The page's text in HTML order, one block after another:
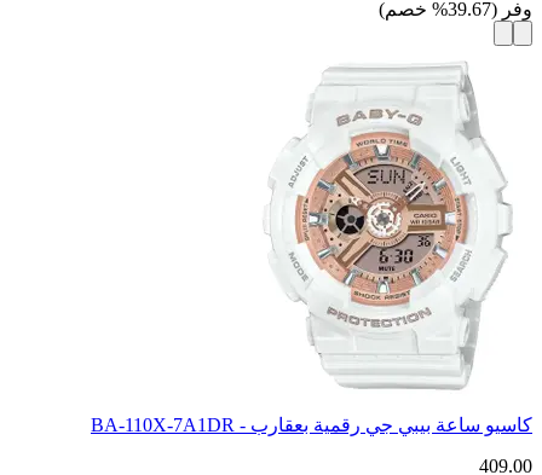
وفر (
39.67
% خصم)
كاسيو ساعة بيبي جي رقمية بعقارب - BA-110X-7A1DR
409.00